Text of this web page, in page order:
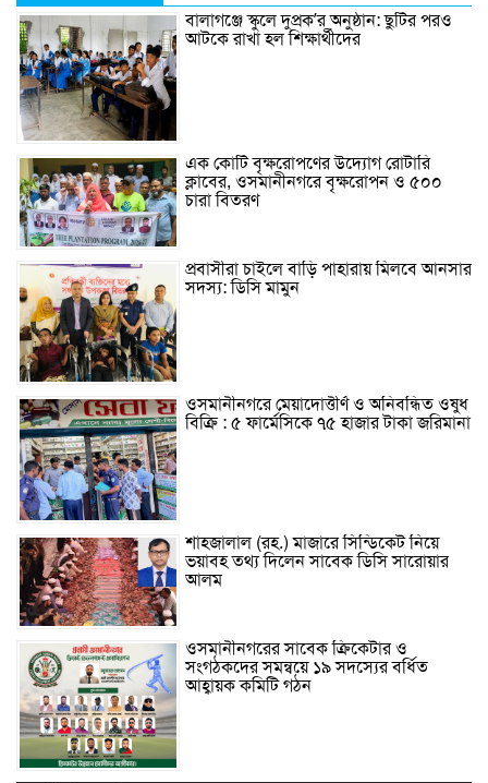
বালাগঞ্জে স্কুলে দুপ্রক’র অনুষ্ঠান: ছুটির পরও
আটকে রাখা হল শিক্ষার্থীদের
এক কোটি বৃক্ষরোপণের উদ্যোগ রোটারি
ক্লাবের, ওসমানীনগরে বৃক্ষরোপন ও ৫০০
চারা বিতরণ
প্রবাসীরা চাইলে বাড়ি পাহারায় মিলবে আনসার
সদস্য: ডিসি মামুন
ওসমানীনগরে মেয়াদোত্তীর্ণ ও অনিবন্ধিত ওষুধ
বিক্রি : ৫ ফার্মেসিকে ৭৫ হাজার টাকা জরিমানা
শাহজালাল (রহ.) মাজারে সিন্ডিকেট নিয়ে
ভয়াবহ তথ্য দিলেন সাবেক ডিসি সারোয়ার
আলম
ওসমানীনগরের সাবেক ক্রিকেটার ও
সংগঠকদের সমন্বয়ে ১৯ সদস্যের বর্ধিত
আহ্বায়ক কমিটি গঠন